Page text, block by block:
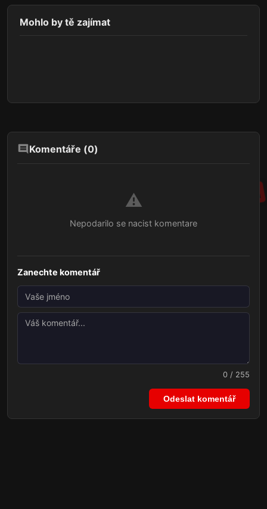
Mohlo by tě zajímat
Komentáře (0)
⚠️
Nepodarilo se nacist komentare
Zanechte komentář
0 / 255
Odeslat komentář